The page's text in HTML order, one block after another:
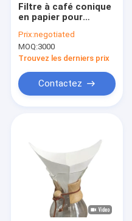
Filtre à café conique
en papier pour
céramique 49x163
mm
Prix:negotiated
MOQ:3000
Trouvez les derniers prix
Contactez